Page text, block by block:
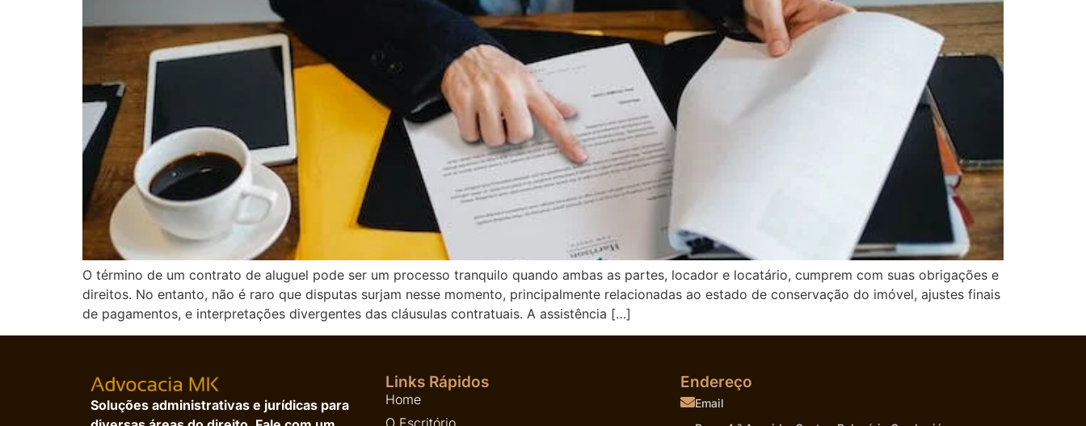
O término de um contrato de aluguel pode ser um processo tranquilo quando ambas as partes, locador e locatário, cumprem com suas obrigações e
direitos. No entanto, não é raro que disputas surjam nesse momento, principalmente relacionadas ao estado de conservação do imóvel, ajustes finais
de pagamentos, e interpretações divergentes das cláusulas contratuais. A assistência […]
Soluções administrativas e jurídicas para
Links Rápidos
Home
O Escritório
Endereço
Email